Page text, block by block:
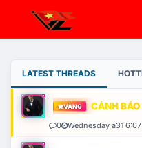
LATEST THREADS
VÀNG CẢNH
0 Wednesday a31